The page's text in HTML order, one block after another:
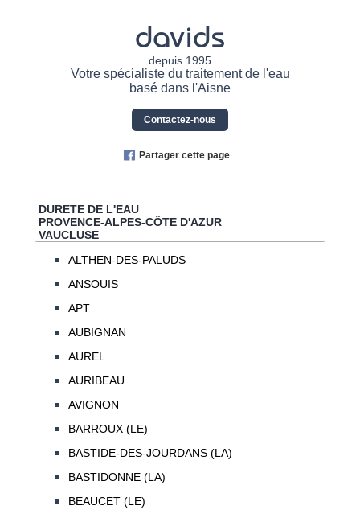
davids
depuis 1995
Votre spécialiste du traitement de l'eau
basé dans l'Aisne
Contactez-nous
Partager cette page
DURETE DE L'EAU
PROVENCE-ALPES-CÔTE D'AZUR
VAUCLUSE
ALTHEN-DES-PALUDS
ANSOUIS
APT
AUBIGNAN
AUREL
AURIBEAU
AVIGNON
BARROUX (LE)
BASTIDE-DES-JOURDANS (LA)
BASTIDONNE (LA)
BEAUCET (LE)